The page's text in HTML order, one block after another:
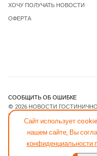
Сайт использует
нашем сайте, Вы
конфиденциальности
ХОЧУ ПОЛУЧАТЬ НОВОСТИ
ОФЕРТА
СООБЩИТЬ ОБ ОШИБКЕ
© 2026 НОВОСТИ
ESTATE
-
ЛИЦЕНЗИИGNU GENERAL